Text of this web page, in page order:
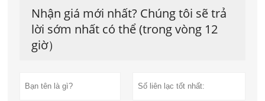
Nhận giá mới nhất? Chúng tôi sẽ trả
lời sớm nhất có thể (trong vòng 12
giờ）